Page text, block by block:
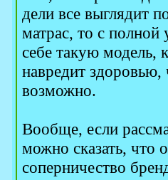
дели все выглядит
матрас, то с
себе такую модель,
навредит здоровью,
возможно.
Вообще, если
можно сказать, что
соперничество